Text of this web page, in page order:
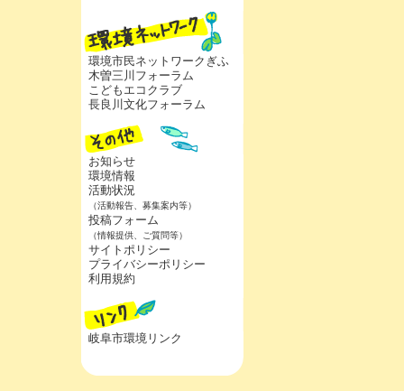
環境市民ネットワークぎふ
木曽三川フォーラム
こどもエコクラブ
長良川文化フォーラム
お知らせ
環境情報
活動状況
（活動報告、募集案内等）
投稿フォーム
（情報提供、ご質問等）
サイトポリシー
プライバシーポリシー
利用規約
岐阜市環境リンク